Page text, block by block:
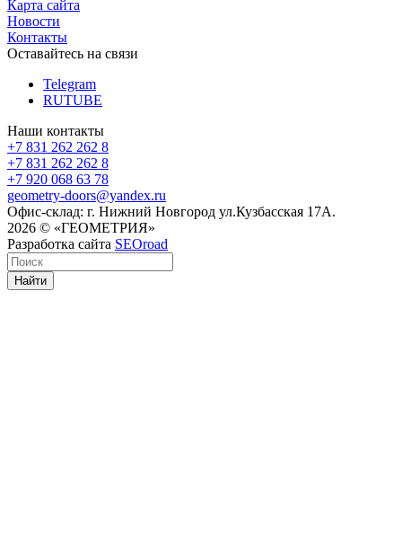
Карта сайта
Новости
Контакты
Оставайтесь на связи
Telegram
RUTUBE
Наши контакты
+7 831 262 262 8
+7 831 262 262 8
+7 920 068 63 78
geometry-doors@yandex.ru
Офис-склад: г. Нижний Новгород ул.Кузбасская 17А.
2026 © «ГЕОМЕТРИЯ»
Разработка сайта SEOroad
Найти